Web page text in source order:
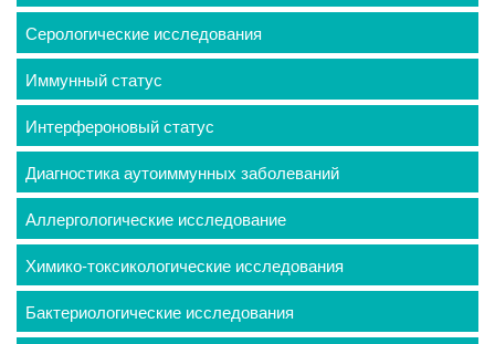
Серологические исследования
Иммунный статус
Интерфероновый статус
Диагностика аутоиммунных заболеваний
Аллергологические исследование
Химико-токсикологические исследования
Бактериологические исследования